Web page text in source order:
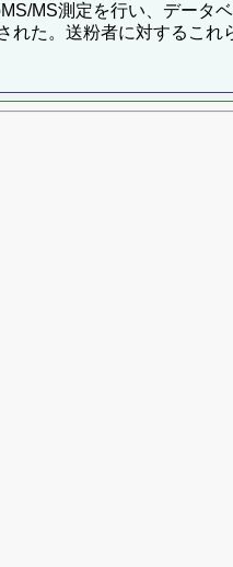
MS測定を行い、データ
た。送粉者に対するこ